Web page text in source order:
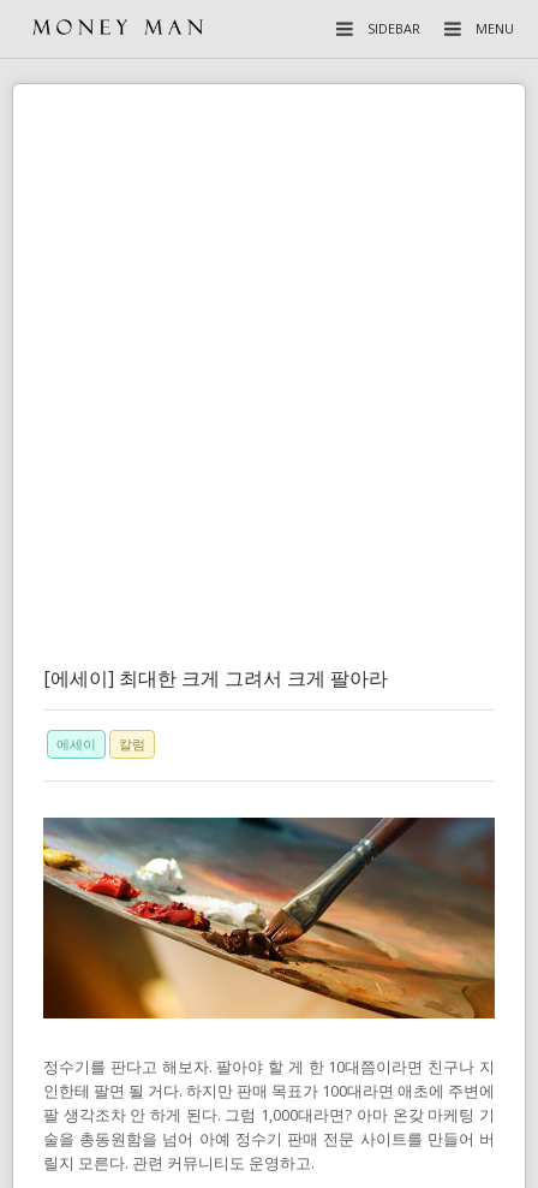
MENU
SIDEBAR
[에세이] 최대한 크게 그려서 크게 팔아라
에세이 칼럼
정수기를 판다고 해보자. 팔아야 할 게 한 10대쯤이라면 친구나 지
인한테 팔면 될 거다. 하지만 판매 목표가 100대라면 애초에 주변에
팔 생각조차 안 하게 된다. 그럼 1,000대라면? 아마 온갖 마케팅 기
술을 총동원함을 넘어 아예 정수기 판매 전문 사이트를 만들어 버
릴지 모른다. 관련 커뮤니티도 운영하고.